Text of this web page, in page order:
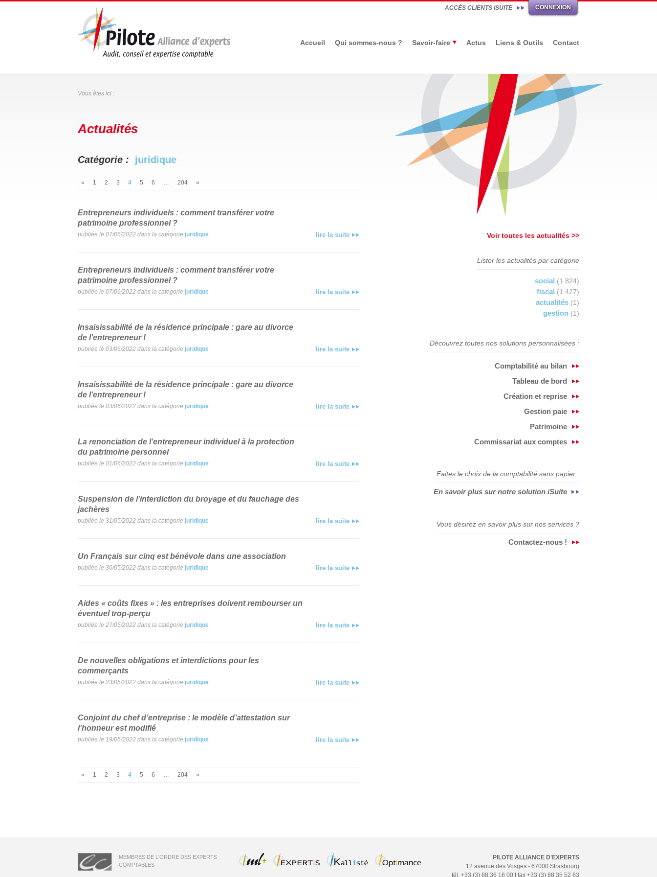
CONNEXION
ACCÈS CLIENTS ISUITE
Accueil Qui sommes-nous ? Savoir-faire Actus Liens & Outils Contact
Vous êtes ici :
Actualités
Catégorie : juridique
« 1 2 3 4 5 6 … 204 »
Entrepreneurs individuels : comment transférer votre
patrimoine professionnel ?
publiée le 07/06/2022 dans la catégorie juridique lire la suite
Entrepreneurs individuels : comment transférer votre
patrimoine professionnel ?
publiée le 07/06/2022 dans la catégorie juridique lire la suite
Insaisissabilité de la résidence principale : gare au divorce
de l’entrepreneur !
publiée le 03/06/2022 dans la catégorie juridique lire la suite
Insaisissabilité de la résidence principale : gare au divorce
de l’entrepreneur !
publiée le 03/06/2022 dans la catégorie juridique lire la suite
La renonciation de l’entrepreneur individuel à la protection
du patrimoine personnel
publiée le 01/06/2022 dans la catégorie juridique lire la suite
Suspension de l’interdiction du broyage et du fauchage des
jachères
publiée le 31/05/2022 dans la catégorie juridique lire la suite
Un Français sur cinq est bénévole dans une association
publiée le 30/05/2022 dans la catégorie juridique lire la suite
Aides « coûts fixes » : les entreprises doivent rembourser un
éventuel trop-perçu
publiée le 27/05/2022 dans la catégorie juridique lire la suite
De nouvelles obligations et interdictions pour les
commerçants
publiée le 23/05/2022 dans la catégorie juridique lire la suite
Conjoint du chef d’entreprise : le modèle d’attestation sur
l’honneur est modifié
publiée le 19/05/2022 dans la catégorie juridique lire la suite
« 1 2 3 4 5 6 … 204 »
Voir toutes les actualités >>
Lister les actualités par catégorie
social (1 824)
fiscal (1 427)
actualités (1)
gestion (1)
Découvrez toutes nos solutions personnalisées :
Comptabilité au bilan
Tableau de bord
Création et reprise
Gestion paie
Patrimoine
Commissariat aux comptes
Faites le choix de la comptabilité sans papier :
En savoir plus sur notre solution iSuite
Vous désirez en savoir plus sur nos services ?
Contactez-nous !
MEMBRES DE L'ORDRE DES EXPERTS
COMPTABLES
PILOTE ALLIANCE D'EXPERTS
12 avenue des Vosges - 67000 Strasbourg
tél. +33 (3) 88 36 16 00 | fax +33 (3) 88 35 52 63